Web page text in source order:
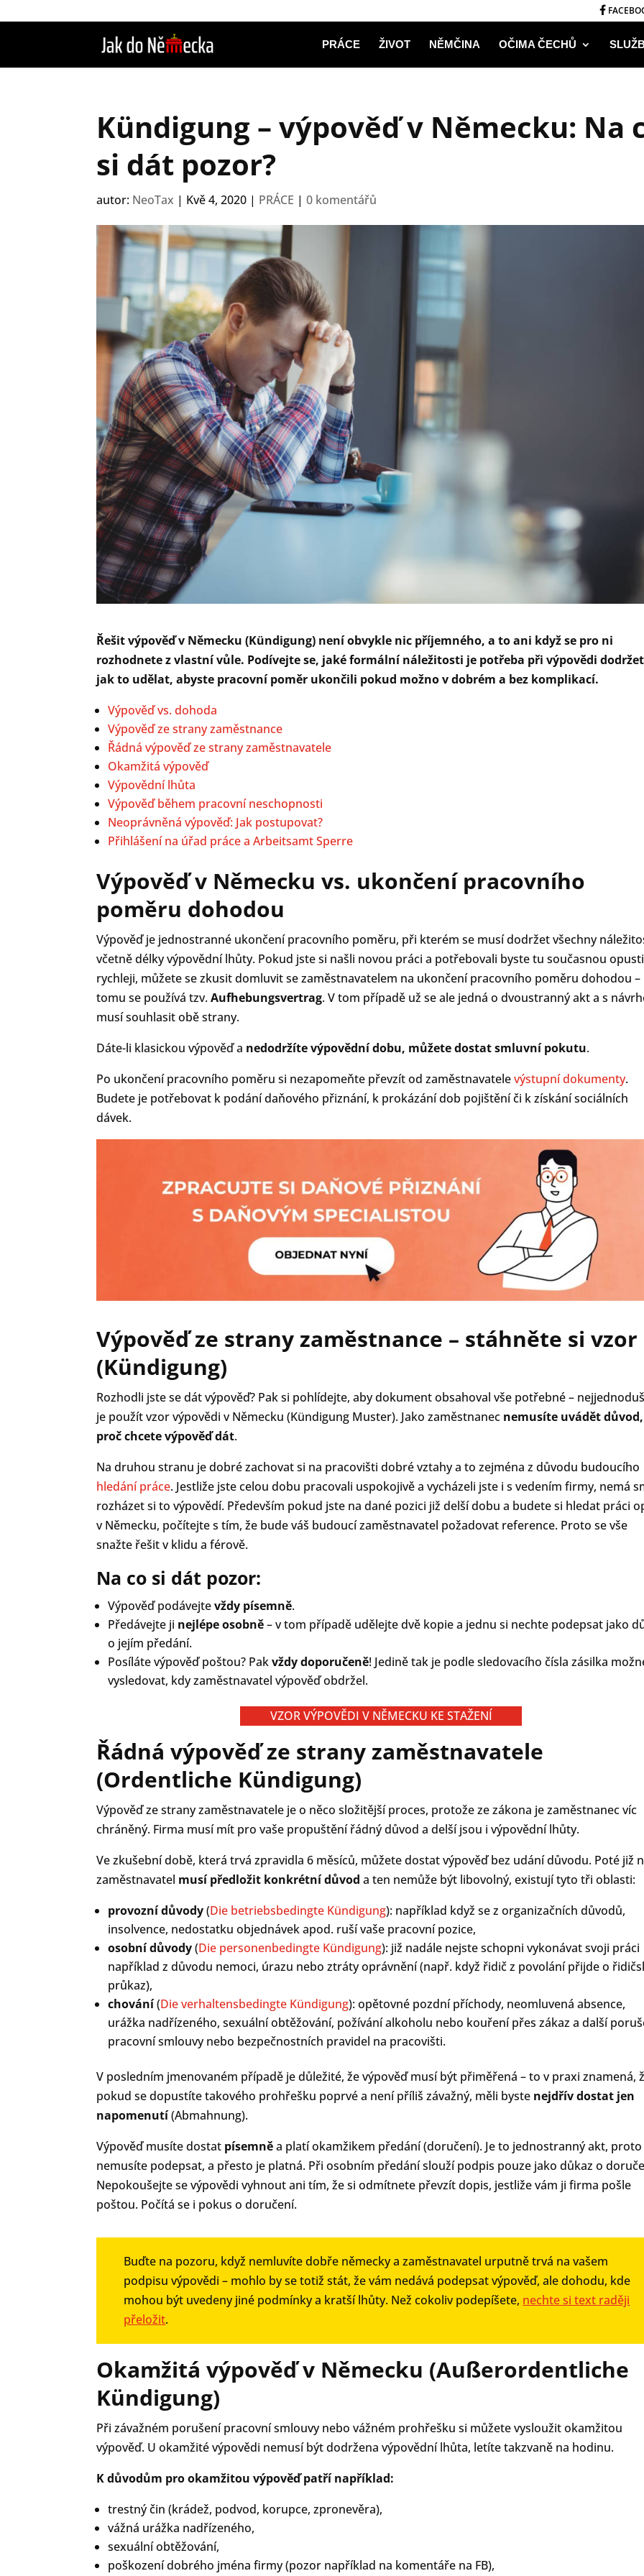
PRÁCE ŽIVOT NĚMČINA OČIMA ČECHŮ
Kündigung – výpověď v Německu: Na
si dát pozor?
autor: NeoTax | Kvě 4, 2020 | PRÁCE |0 komentářů
Řešit výpověď v Německu (Kündigung) není obvykle nic příjemného, a to ani když se pro ni
rozhodnete z vlastní vůle. Podívejte se, jaké formální náležitosti je potřeba při výpovědi
jak to udělat, abyste pracovní poměr ukončili pokud možno v dobrém a bez komplikací.
Výpověď vs. dohoda
Výpověď ze strany zaměstnance
Řádná výpověď ze strany zaměstnavatele
Okamžitá výpověď
Výpovědní lhůta
Výpověď během pracovní neschopnosti
Neoprávněná výpověď: Jak postupovat?
Přihlášení na úřad práce a Arbeitsamt Sperre
Výpověď v Německu vs. ukončení pracovního
poměru dohodou
Výpověď je jednostranné ukončení pracovního poměru, při kterém se musí dodržet všechny
včetně délky výpovědní lhůty. Pokud jste si našli novou práci a potřebovali byste tu současnou
rychleji, můžete se zkusit domluvit se zaměstnavatelem na ukončení pracovního poměru dohodou –
tomu se používá tzv.Aufhebungsvertrag. V tom případě už se ale jedná o dvoustranný akt a s
musí souhlasit obě strany.
Dáte-li klasickou výpověď a nedodržíte výpovědní dobu, můžete dostat smluvní pokutu.
Po ukončení pracovního poměru si nezapomeňte převzít od zaměstnavatelevýstupní dokumenty.
Budete je potřebovat k podání daňového přiznání, k prokázání dob pojištění či k získání sociálních
dávek.
Výpověď ze strany zaměstnance – stáhněte si vzor
(Kündigung)
Rozhodli jste se dát výpověď? Pak si pohlídejte, aby dokument obsahoval vše potřebné –
je použít vzor výpovědi v Německu (Kündigung Muster). Jako zaměstnanec nemusíte uvádět důvod,
proč chcete výpověď dát.
Na druhou stranu je dobré zachovat si na pracovišti dobré vztahy a to zejména z důvodu budoucího
hledání práce. Jestliže jste celou dobu pracovali uspokojivě a vycházeli jste i s vedením firmy, nemá
rozházet si to výpovědí. Především pokud jste na dané pozici již delší dobu a budete si hledat práci
v Německu, počítejte s tím, že bude váš budoucí zaměstnavatel požadovat reference. Proto se vše
snažte řešit v klidu a férově.
Na co si dát pozor:
Výpověď podávejtevždy písemně.
Předávejte ji nejlépe osobně– v tom případě udělejte dvě kopie a jednu si nechte podepsat jako
o jejím předání.
Posíláte výpověď poštou? Pakvždy doporučeně! Jedině tak je podle sledovacího čísla zásilka
vysledovat, kdy zaměstnavatel výpověď obdržel.
VZOR VÝPOVĚDI V NĚMECKU KE STAŽENÍ
Řádná výpověď ze strany zaměstnavatele
(Ordentliche Kündigung)
Výpověď ze strany zaměstnavatele je o něco složitější proces, protože ze zákona je zaměstnanec víc
chráněný. Firma musí mít pro vaše propuštění řádný důvod a delší jsou i výpovědní lhůty.
Ve zkušební době, která trvá zpravidla 6 měsíců, můžete dostat výpověď bez udání důvodu. Poté již
zaměstnavatel musí předložit konkrétní důvod a ten nemůže být libovolný, existují tyto tři oblasti:
provozní důvody(Die betriebsbedingte Kündigung): například když se z organizačních důvodů,
insolvence, nedostatku objednávek apod. ruší vaše pracovní pozice,
osobní důvody(Die personenbedingte Kündigung): již nadále nejste schopni vykonávat svoji práci
například z důvodu nemoci, úrazu nebo ztráty oprávnění (např. když řidič z povolání přijde o
průkaz),
chování(Die verhaltensbedingte Kündigung): opětovné pozdní příchody, neomluvená absence,
urážka nadřízeného, sexuální obtěžování, požívání alkoholu nebo kouření přes zákaz a další
pracovní smlouvy nebo bezpečnostních pravidel na pracovišti.
V posledním jmenovaném případě je důležité, že výpověď musí být přiměřená – to v praxi znamená,
pokud se dopustíte takového prohřešku poprvé a není příliš závažný, měli byste nejdřív dostat jen
napomenutí(Abmahnung).
Výpověď musíte dostat písemněa platí okamžikem předání (doručení). Je to jednostranný akt, proto
nemusíte podepsat, a přesto je platná. Při osobním předání slouží podpis pouze jako důkaz o
Nepokoušejte se výpovědi vyhnout ani tím, že si odmítnete převzít dopis, jestliže vám ji firma pošle
poštou. Počítá se i pokus o doručení.
Buďte na pozoru, když nemluvíte dobře německy a zaměstnavatel urputně trvá na vašem
podpisu výpovědi – mohlo by se totiž stát, že vám nedává podepsat výpověď, ale dohodu, kde
mohou být uvedeny jiné podmínky a kratší lhůty. Než cokoliv podepíšete, nechte si text raději
přeložit.
Okamžitá výpověď v Německu (Außerordentliche
Kündigung)
Při závažném porušení pracovní smlouvy nebo vážném prohřešku si můžete vysloužit okamžitou
výpověď. U okamžité výpovědi nemusí být dodržena výpovědní lhůta, letíte takzvaně na hodinu.
K důvodům pro okamžitou výpověď patří například:
trestný čin (krádež, podvod, korupce, zpronevěra),
vážná urážka nadřízeného,
sexuální obtěžování,
poškození dobrého jména firmy (pozor například na komentáře na FB),